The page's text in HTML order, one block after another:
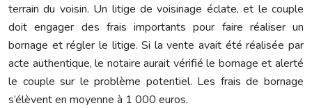
terrain du voisin. Un litige de voisinage éclate, et le couple
doit engager des frais importants pour faire réaliser un
bornage et régler le litige. Si la vente avait été réalisée par
acte authentique, le notaire aurait vérifié le bornage et alerté
le couple sur le problème potentiel. Les frais de bornage
s’élèvent en moyenne à 1 000 euros.